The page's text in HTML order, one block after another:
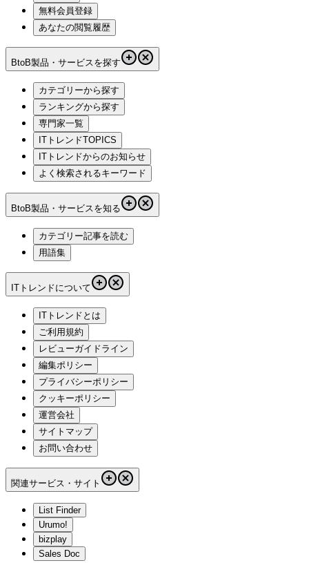
無料会員登録
あなたの閲覧履歴
BtoB製品・サービスを探す
カテゴリーから探す
ランキングから探す
専門家一覧
ITトレンドTOPICS
ITトレンドからのお知らせ
よく検索されるキーワード
BtoB製品・サービスを知る
カテゴリー記事を読む
用語集
ITトレンドについて
ITトレンドとは
ご利用規約
レビューガイドライン
編集ポリシー
プライバシーポリシー
クッキーポリシー
運営会社
サイトマップ
お問い合わせ
関連サービス・サイト
List Finder
Urumo!
bizplay
Sales Doc